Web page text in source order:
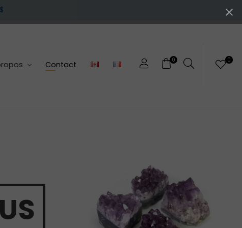
0 0
Contact